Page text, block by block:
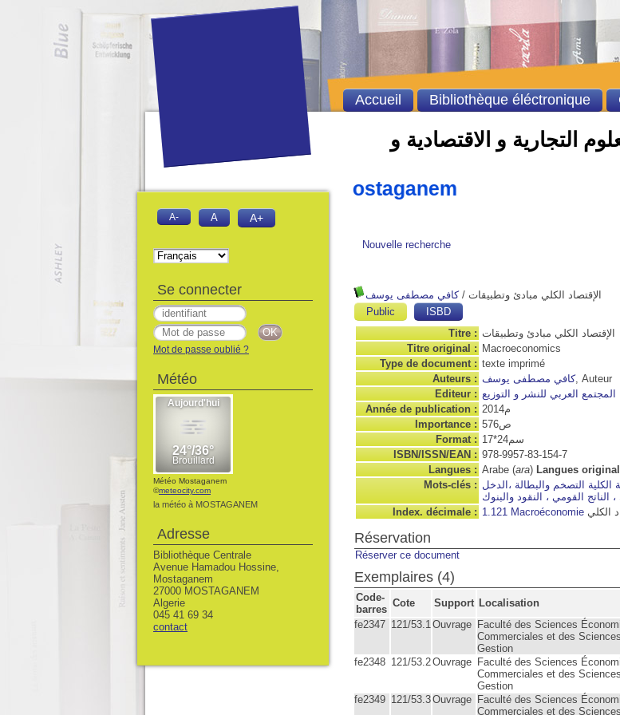
التجارية و الاقتصادية و
Abdel Hamid Iben Badis Mostaganem
Nouvelle recherche
الإقتصاد الكلي مبادئ وتطبيقات /كافي مصطفى يوسف
Public
ISBD
Titre : الإقتصاد الكلي مبادئ وتطبيقات
Titre original : Macroeconomics
Type de document : texte imprimé
Auteurs : كافي مصطفى يوسف, Auteur
Editeur : العربي للنشر و التوزيع
Année de publication :
2014م
Importance :
576ص
Format :
17*24سم
ISBN/ISSN/EAN : 978-9957-83-154-7
Langues : Arabe (ara) Langues
Mots-clés : الإقتصادية الكلية التصخم
الإقتصادية،العولمة والنمو
Réservation
Exemplaires (4)
Code-
barres
Faculté des Sciences
Commerciales et des Sciences
Gestion
Faculté des Sciences
Commerciales et des Sciences
Gestion
Faculté des Sciences
Accueil Bibliothèque éléctronique
A- A A+
Se connecter
Mot de passe oublié ?
Météo
Météo Mostaganem
©meteocity.com
la météo à MOSTAGANEM
Adresse
Bibliothèque Centrale
Avenue Hamadou Hossine,
Mostaganem
27000 MOSTAGANEM
Algerie
045 41 69 34
contact